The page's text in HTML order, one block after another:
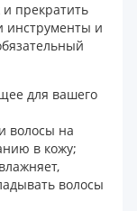
прекратить
инструменты и
для вашего
волосы на
в кожу;
волосы